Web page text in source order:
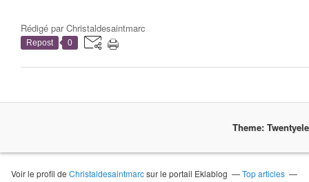
Rédigé parChristaldesaintmarc
Repost 0
Theme:
Voir le profil deChristaldesaintmarcsur le portail Eklablog
Top articles